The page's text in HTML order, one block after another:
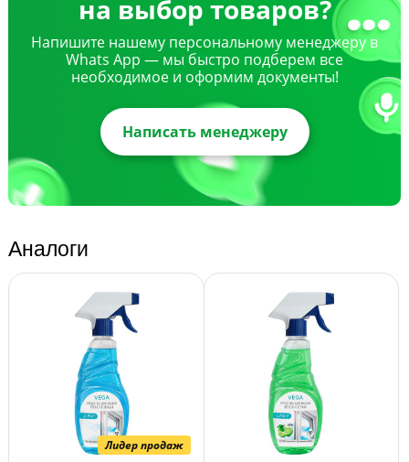
на выбор товаров?
Напишите нашему персональному менеджеру в
Whats App — мы быстро подберем все
необходимое и оформим документы!
Написать менеджеру
Аналоги
Лидер продаж